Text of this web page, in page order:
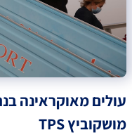
עולים מאוקראינה
מושקוביץ TPS